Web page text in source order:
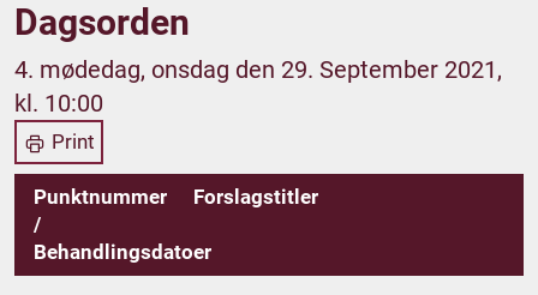
Dagsorden
4. mødedag, onsdag den 29. September 2021,
kl. 10:00
Print
Punktnummer
/
Behandlingsdatoer
Forslagstitler